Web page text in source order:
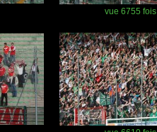
vue 6755 fois